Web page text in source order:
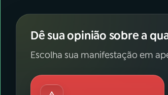
Dê sua opinião sobre a
Escolha sua manifestação em